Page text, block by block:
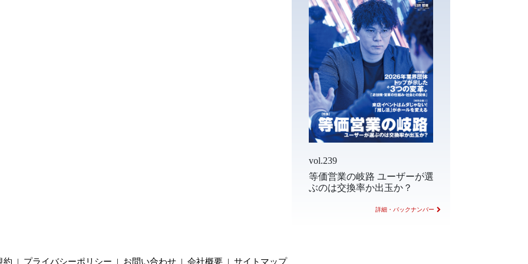
vol.239
等価営業の岐路 ユーザーが選
ぶのは交換率か出玉か？
詳細・バックナンバー
約 | プライバシーポリシー | お問い合わせ | 会社概要 | サイトマップ